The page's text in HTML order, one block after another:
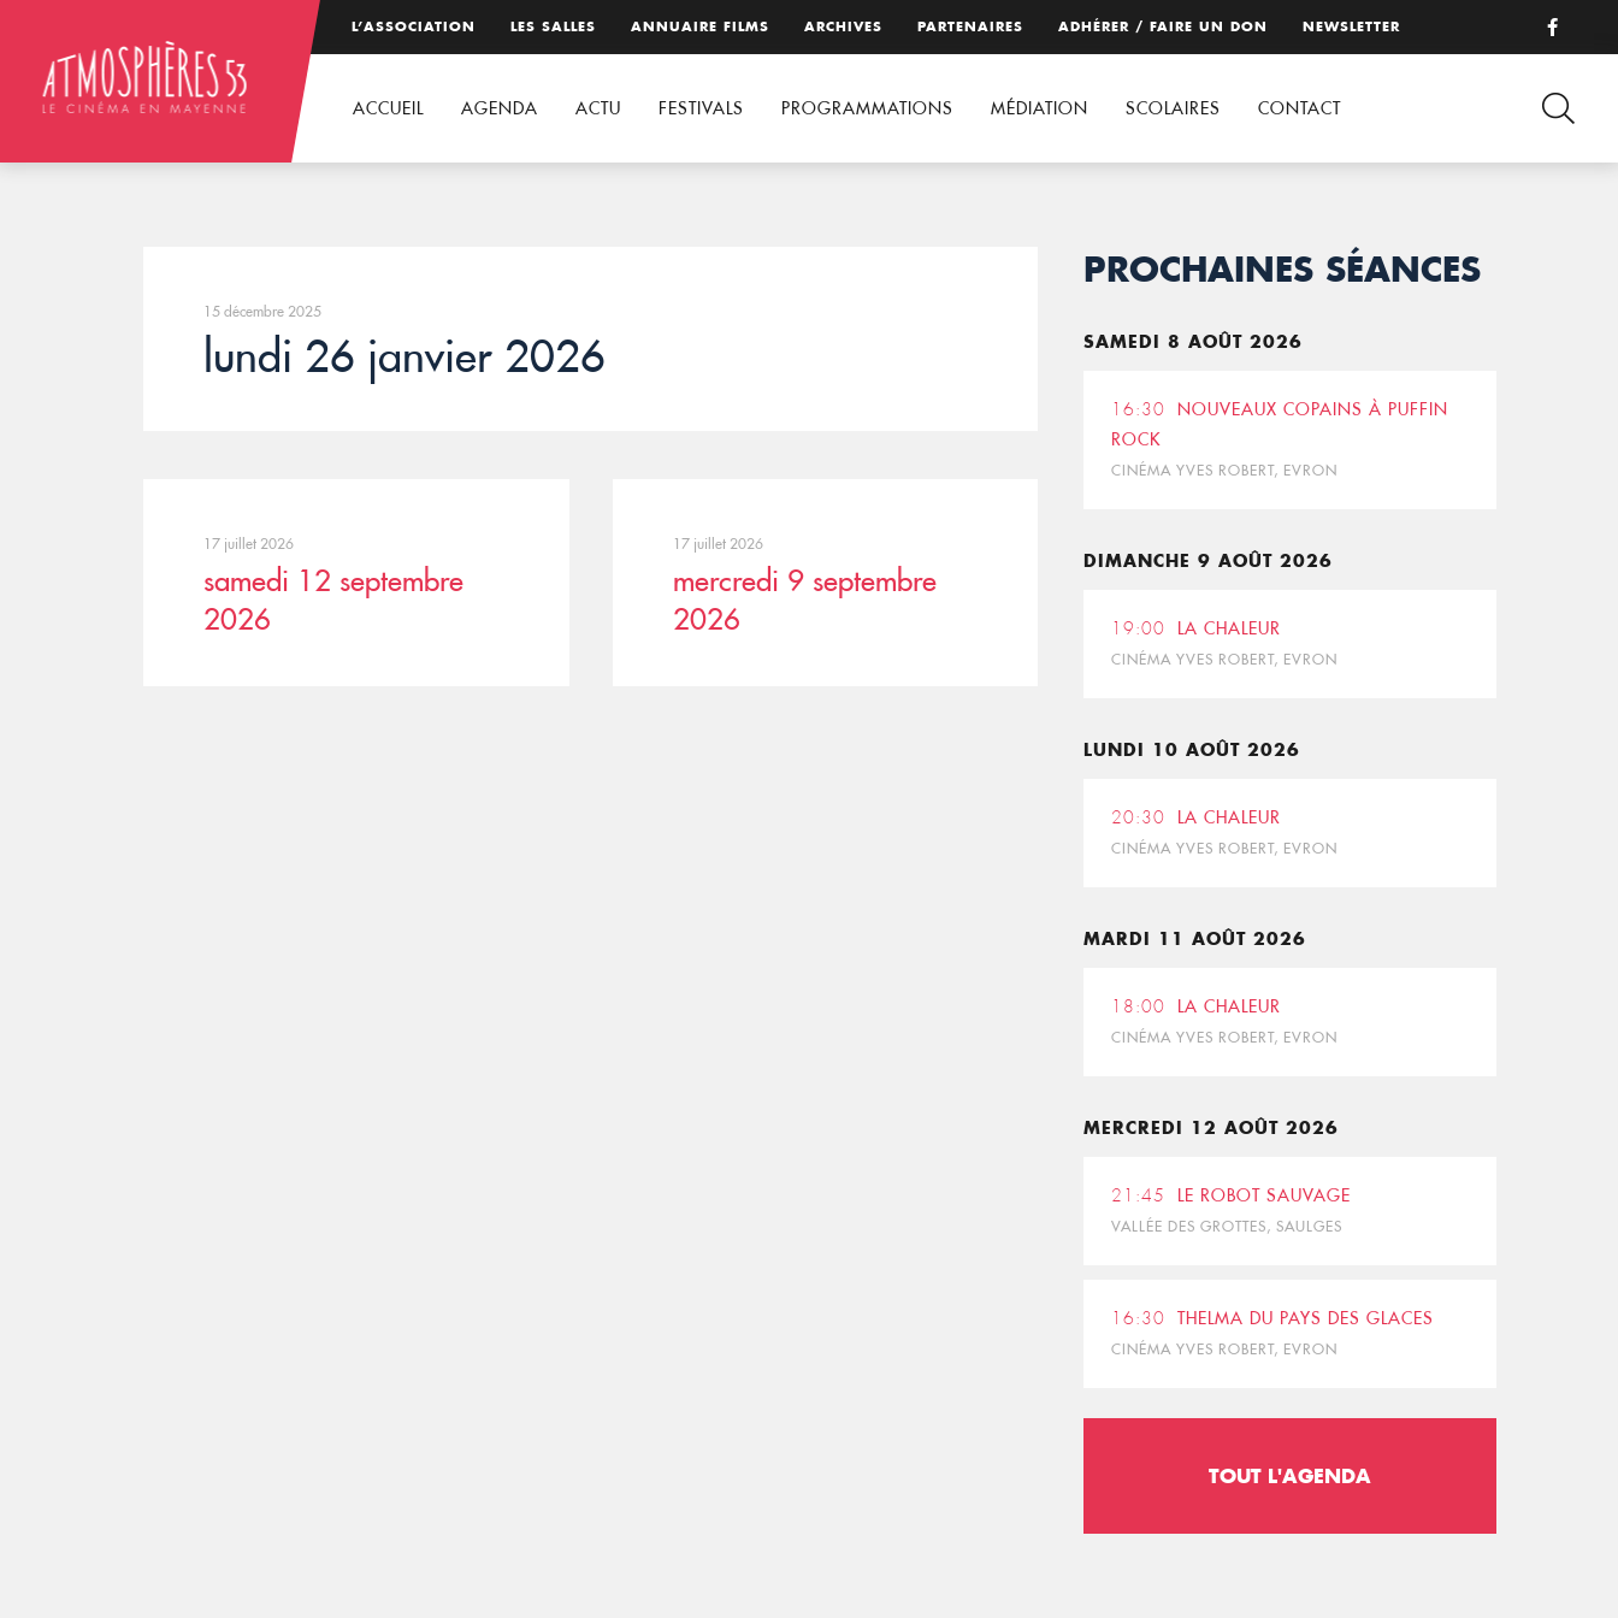
L’ASSOCIATION LES SALLES ANNUAIRE FILMS ARCHIVES PARTENAIRES ADHÉRER / FAIRE UN DON NEWSLETTER
ACCUEIL AGENDA ACTU FESTIVALS PROGRAMMATIONS MÉDIATION SCOLAIRES CONTACT
15 décembre 2025
lundi 26 janvier 2026
17 juillet 2026
samedi 12 septembre
2026
17 juillet 2026
mercredi 9 septembre
2026
PROCHAINES SÉANCES
SAMEDI 8 AOÛT 2026
16:30
NOUVEAUX COPAINS À PUFFIN
ROCK
CINÉMA YVES ROBERT, EVRON
DIMANCHE 9 AOÛT 2026
19:00 LA CHALEUR
CINÉMA YVES ROBERT, EVRON
LUNDI 10 AOÛT 2026
20:30 LA CHALEUR
CINÉMA YVES ROBERT, EVRON
MARDI 11 AOÛT 2026
18:00 LA CHALEUR
CINÉMA YVES ROBERT, EVRON
MERCREDI 12 AOÛT 2026
21:45 LE ROBOT SAUVAGE
VALLÉE DES GROTTES, SAULGES
16:30 THELMA DU PAYS DES GLACES
CINÉMA YVES ROBERT, EVRON
TOUT L'AGENDA